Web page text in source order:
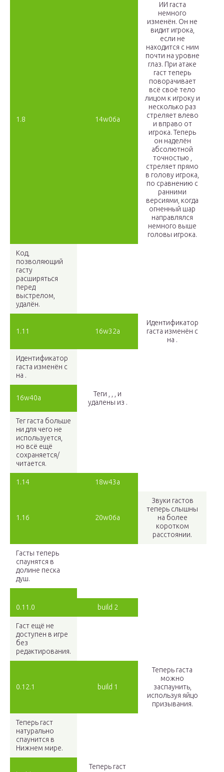
1.8 14w06a
ИИ гаста
немного
изменён. Он не
видит игрока,
если не
находится с ним
почти на уровне
глаз. При атаке
гаст теперь
поворачивает
всё своё тело
лицом к игроку и
несколько раз
стреляет влево
и вправо от
игрока. Теперь
он наделён
абсолютной
точностью ,
стреляет прямо
в голову игрока,
по сравнению с
ранними
версиями, когда
огненный шар
направлялся
немного выше
головы игрока.
Код,
позволяющий
гасту
расширяться
перед
выстрелом,
удалён.
1.11 16w32a
Идентификатор
гаста изменён с
на .
Идентификатор
гаста изменён с
на .
16w40a
Теги , , , и
удалены из .
Тег гаста больше
ни для чего не
используется,
но всё ещё
сохраняется/
читается.
1.14 18w43a
1.16 20w06a
Звуки гастов
теперь слышны
на более
коротком
расстоянии.
Гасты теперь
спаунятся в
долине песка
душ.
0.11.0 build 2
Гаст ещё не
доступен в игре
без
редактирования.
0.12.1 build 1
Теперь гаста
можно
заспаунить,
используя яйцо
призывания.
Теперь гаст
натурально
спаунится в
Нижнем мире.
Теперь гаст